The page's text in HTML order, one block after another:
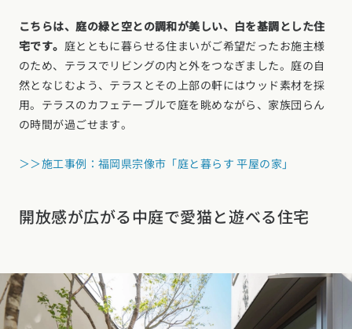
こちらは、庭の緑と空との調和が美しい、白を基調とした住
宅です。 庭とともに暮らせる住まいがご希望だったお施主様
のため、テラスでリビングの内と外をつなぎました。庭の自
然となじむよう、テラスとその上部の軒にはウッド素材を採
用。テラスのカフェテーブルで庭を眺めながら、家族団らん
の時間が過ごせます。
＞＞施工事例：福岡県宗像市「庭と暮らす 平屋の家」
開放感が広がる中庭で愛猫と遊べる住宅